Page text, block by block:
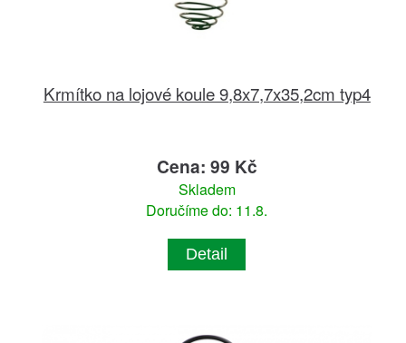
Krmítko na lojové koule 9,8x7,7x35,2cm typ4
Cena: 99 Kč
Skladem
Doručíme do: 11.8.
Detail